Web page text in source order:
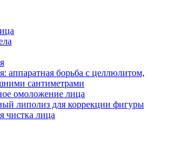
аппаратная борьба с целлюлитом,
сантиметрами
омоложение лица
липолиз для коррекции фигуры
чистка лица